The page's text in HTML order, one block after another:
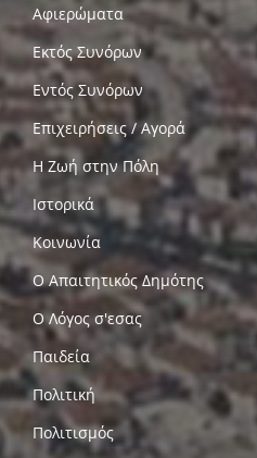
Αφιερώματα
Εκτός Συνόρων
Εντός Συνόρων
Επιχειρήσεις / Αγορά
Η Ζωή στην Πόλη
Ιστορικά
Κοινωνία
Ο Απαιτητικός Δημότης
Ο Λόγος σ'εσας
Παιδεία
Πολιτική
Πολιτισμός